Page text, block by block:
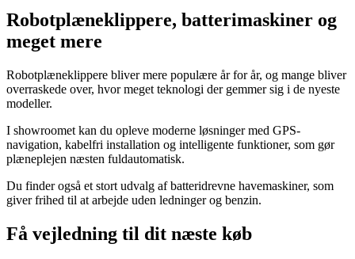
Robotplæneklippere, batterimaskiner og
meget mere
Robotplæneklippere bliver mere populære år for år, og mange bliver
overraskede over, hvor meget teknologi der gemmer sig i de nyeste
modeller.
I showroomet kan du opleve moderne løsninger med GPS-
navigation, kabelfri installation og intelligente funktioner, som gør
plæneplejen næsten fuldautomatisk.
Du finder også et stort udvalg af batteridrevne havemaskiner, som
giver frihed til at arbejde uden ledninger og benzin.
Få vejledning til dit næste køb